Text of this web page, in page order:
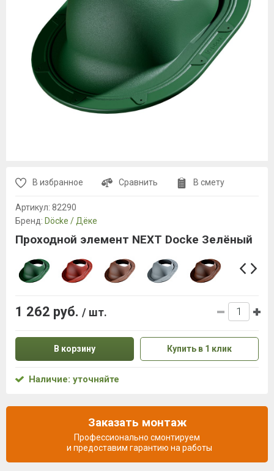
В избранное Сравнить В смету
Артикул: 82290
Бренд: Döcke / Дёке
Проходной элемент NEXT Docke Зелёный
1 262 руб. / шт.
В корзину Купить в 1 клик
Наличие: уточняйте
Заказать монтаж
Профессионально смонтируем
и предоставим гарантию на работы